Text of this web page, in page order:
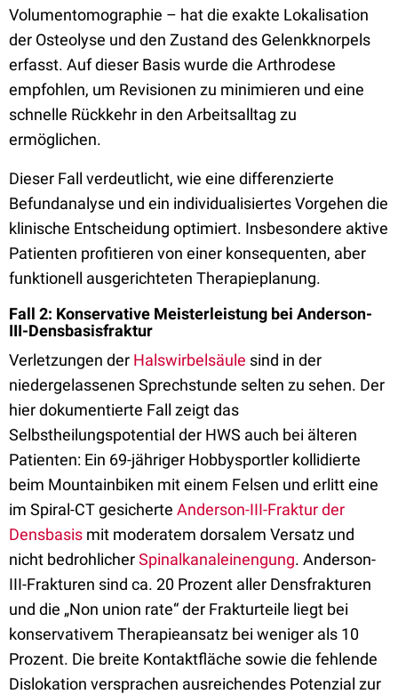
Volumentomographie – hat die exakte Lokalisation
der Osteolyse und den Zustand des Gelenkknorpels
erfasst. Auf dieser Basis wurde die Arthrodese
empfohlen, um Revisionen zu minimieren und eine
schnelle Rückkehr in den Arbeitsalltag zu
ermöglichen.
Dieser Fall verdeutlicht, wie eine differenzierte
Befundanalyse und ein individualisiertes Vorgehen die
klinische Entscheidung optimiert. Insbesondere aktive
Patienten profitieren von einer konsequenten, aber
funktionell ausgerichteten Therapieplanung.
Fall 2: Konservative Meisterleistung bei Anderson-
III-Densbasisfraktur
Verletzungen der Halswirbelsäule sind in der
niedergelassenen Sprechstunde selten zu sehen. Der
hier dokumentierte Fall zeigt das
Selbstheilungspotential der HWS auch bei älteren
Patienten: Ein 69-jähriger Hobbysportler kollidierte
beim Mountainbiken mit einem Felsen und erlitt eine
im Spiral-CT gesicherte Anderson-III-Fraktur der
Densbasis mit moderatem dorsalem Versatz und
nicht bedrohlicherSpinalkanaleinengung. Anderson-
III-Frakturen sind ca. 20 Prozent aller Densfrakturen
und die „Non union rate“ der Frakturteile liegt bei
konservativem Therapieansatz bei weniger als 10
Prozent. Die breite Kontaktfläche sowie die fehlende
Dislokation versprachen ausreichendes Potenzial zur